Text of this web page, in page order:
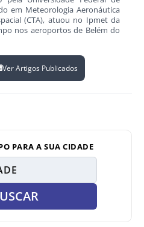
em Meteorologia Aeronáutica
(CTA), atuou no Ipmet da
nos aeroportos de Belém do
Ver Artigos Publicados
PARA A SUA CIDADE